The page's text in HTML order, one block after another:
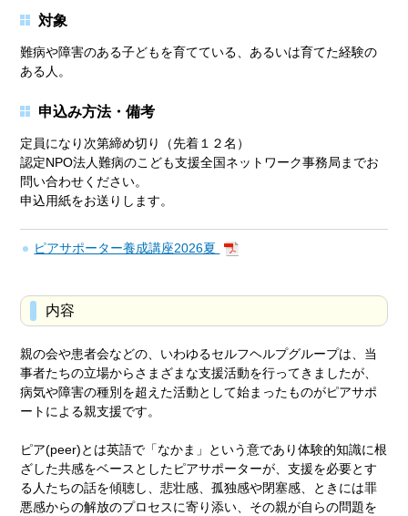
対象
難病や障害のある子どもを育てている、あるいは育てた経験の
ある人。
申込み方法・備考
定員になり次第締め切り（先着１２名）
認定NPO法人難病のこども支援全国ネットワーク事務局までお
問い合わせください。
申込用紙をお送りします。
ピアサポーター養成講座2026夏
内容
親の会や患者会などの、いわゆるセルフヘルプグループは、当
事者たちの立場からさまざまな支援活動を行ってきましたが、
病気や障害の種別を超えた活動として始まったものがピアサポ
ートによる親支援です。
ピア(peer)とは英語で「なかま」という意であり体験的知識に根
ざした共感をベースとしたピアサポーターが、支援を必要とす
る人たちの話を傾聴し、悲壮感、孤独感や閉塞感、ときには罪
悪感からの解放のプロセスに寄り添い、その親が自らの問題を